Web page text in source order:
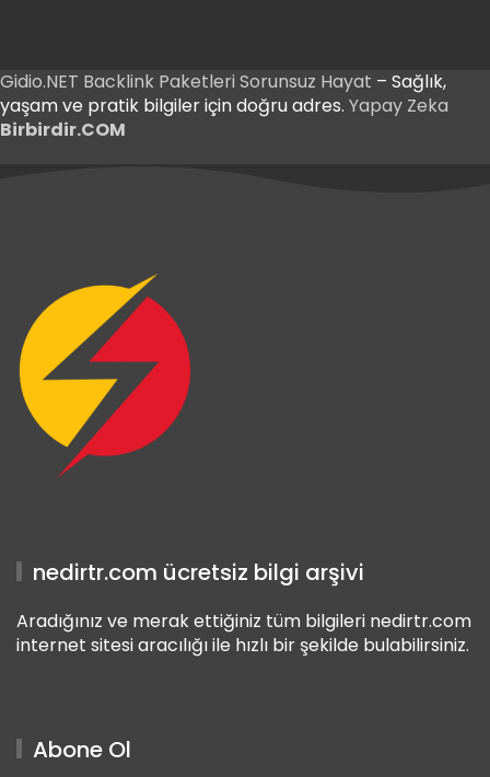
Gidio.NET Backlink Paketleri Sorunsuz Hayat – Sağlık,
yaşam ve pratik bilgiler için doğru adres. Yapay Zeka
Birbirdir.COM
nedirtr.com ücretsiz bilgi arşivi
Aradığınız ve merak ettiğiniz tüm bilgileri nedirtr.com
internet sitesi aracılığı ile hızlı bir şekilde bulabilirsiniz.
Abone Ol